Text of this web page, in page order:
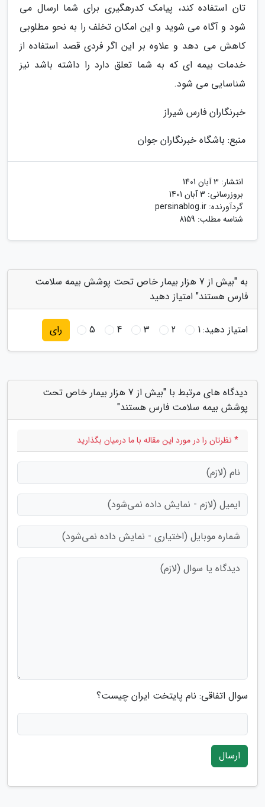
تان استفاده کند، پیامک کدرهگیری برای شما ارسال می
شود و آگاه می شوید و این امکان تخلف را به نحو مطلوبی
کاهش می دهد و علاوه بر این اگر فردی قصد استفاده از
خدمات بیمه ای که به شما تعلق دارد را داشته باشد نیز
شناسایی می شود.
خبرنگاران فارس شیراز
منبع: باشگاه خبرنگاران جوان
انتشار: 3 آبان 1401
بروزرسانی: 3 آبان 1401
گردآورنده: persinablog.ir
شناسه مطلب: 8159
به "بیش از 7 هزار بیمار خاص تحت پوشش بیمه سلامت
فارس هستند" امتیاز دهید
امتیاز دهید:1
2
3
4
5 رای
دیدگاه های مرتبط با "بیش از 7 هزار بیمار خاص تحت
پوشش بیمه سلامت فارس هستند"
* نظرتان را در مورد این مقاله با ما درمیان بگذارید
سوال اتفاقی: نام پایتخت ایران چیست؟
ارسال